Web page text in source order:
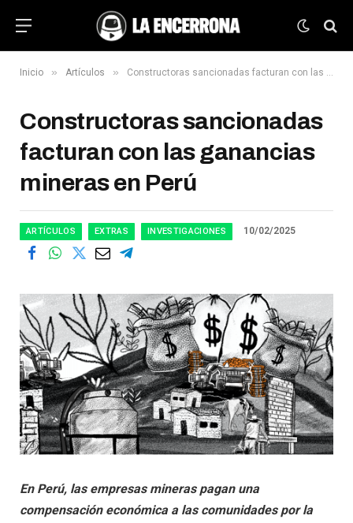
Inicio » Artículos » Constructoras sancionadas facturan con las ganancias mineras en Perú
Constructoras sancionadas
facturan con las ganancias
mineras en Perú
ARTÍCULOS EXTRAS INVESTIGACIONES 10/02/2025
En Perú, las empresas mineras pagan una
compensación económica a las comunidades por la